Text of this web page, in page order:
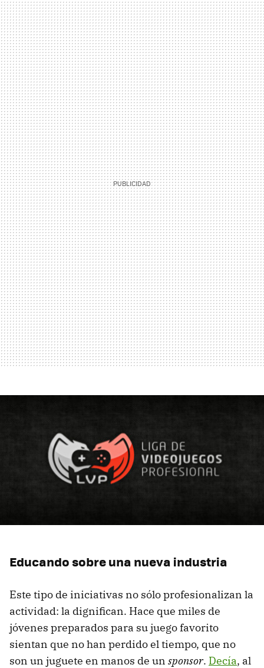
Educando sobre una nueva industria
Este tipo de iniciativas no sólo profesionalizan la
actividad: la dignifican. Hace que miles de
jóvenes preparados para su juego favorito
sientan que no han perdido el tiempo, que no
son un juguete en manos de un sponsor. Decía, al